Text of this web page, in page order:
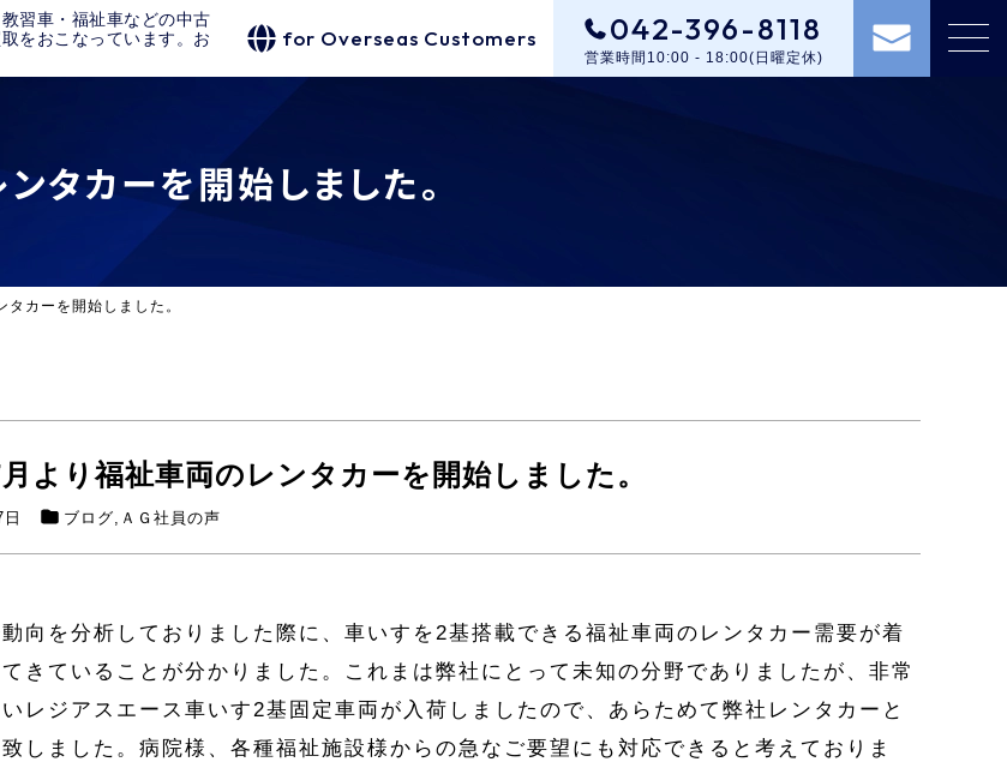
習車・福祉車などの中古
をおこなっています。お
for Overseas Customers 042-396-8118
営業時間10:00 - 18:00(日曜定休)
タカーを開始しました。
カーを開始しました。
より福祉車両のレンタカーを開始しました。
ブログ, ＡＧ社員の声
向を分析しておりました際に、車いすを2基搭載できる福祉車両のレンタカー需要が着
きていることが分かりました。これまは弊社にとって未知の分野でありましたが、非常
レジアスエース車いす2基固定車両が入荷しましたので、あらためて弊社レンタカーと
しました。病院様、各種福祉施設様からの急なご要望にも対応できると考えておりま